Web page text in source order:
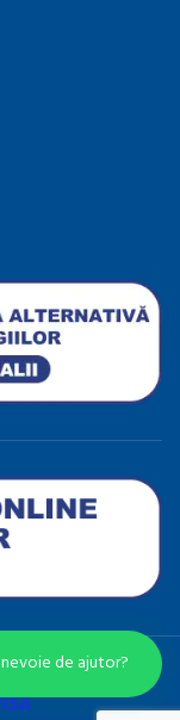
nevoie de ajutor?